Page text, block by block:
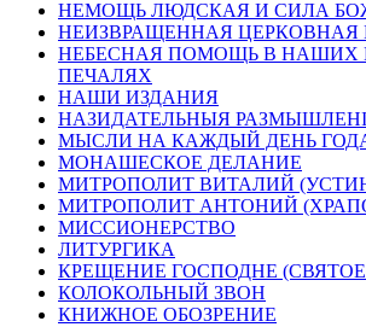
НЕМОЩЬ ЛЮДСКАЯ И СИЛА
НЕИЗВРАЩЕННАЯ ЦЕРКОВНАЯ
НЕБЕСНАЯ ПОМОЩЬ В НАШИХ
ПЕЧАЛЯХ
НАШИ ИЗДАНИЯ
НАЗИДАТЕЛЬНЫЯ
МЫСЛИ НА КАЖДЫЙ ДЕНЬ
МОНАШЕСКОЕ ДЕЛАНИЕ
МИТРОПОЛИТ ВИТАЛИЙ
МИТРОПОЛИТ АНТОНИЙ
МИССИОНЕРСТВО
ЛИТУРГИКА
КРЕЩЕНИЕ ГОСПОДНЕ
КОЛОКОЛЬНЫЙ ЗВОН
КНИЖНОЕ ОБОЗРЕНИЕ